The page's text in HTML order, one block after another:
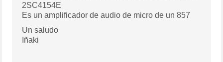
2SC4154E
Es un amplificador de audio de micro de un 857
Un saludo
Iñaki